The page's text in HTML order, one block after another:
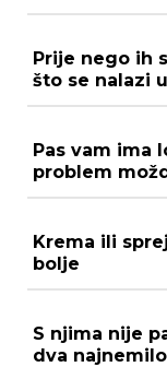
Prije nego ih
što se nalazi
Pas vam ima
problem
Krema ili
bolje
S njima nije
dva